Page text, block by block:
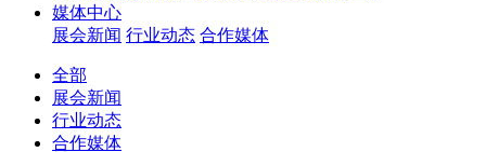
媒体中心
展会新闻 行业动态 合作媒体
全部
展会新闻
行业动态
合作媒体